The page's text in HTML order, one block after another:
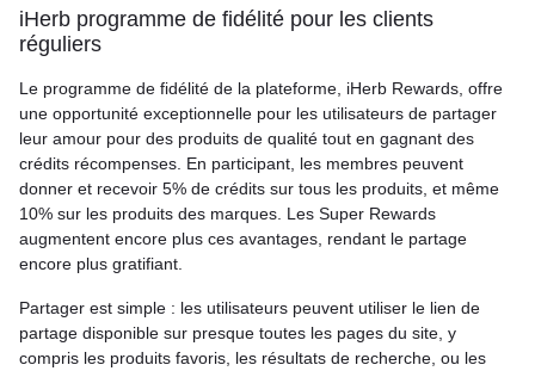
iHerb programme de fidélité pour les clients
réguliers
Le programme de fidélité de la plateforme, iHerb Rewards, offre
une opportunité exceptionnelle pour les utilisateurs de partager
leur amour pour des produits de qualité tout en gagnant des
crédits récompenses. En participant, les membres peuvent
donner et recevoir 5% de crédits sur tous les produits, et même
10% sur les produits des marques. Les Super Rewards
augmentent encore plus ces avantages, rendant le partage
encore plus gratifiant.
Partager est simple : les utilisateurs peuvent utiliser le lien de
partage disponible sur presque toutes les pages du site, y
compris les produits favoris, les résultats de recherche, ou les